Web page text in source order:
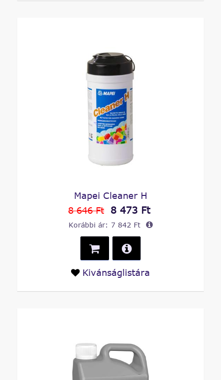
Mapei Cleaner H
8 646 Ft
8 473 Ft
Korábbi ár: 7 842 Ft
Kivánságlistára